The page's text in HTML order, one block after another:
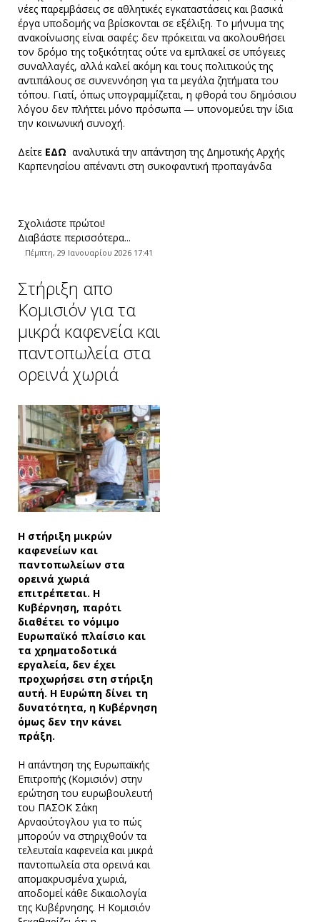
νέες παρεμβάσεις σε αθλητικές εγκαταστάσεις και βασικά
έργα υποδομής να βρίσκονται σε εξέλιξη. Το μήνυμα της
ανακοίνωσης είναι σαφές: δεν πρόκειται να ακολουθήσει
τον δρόμο της τοξικότητας ούτε να εμπλακεί σε υπόγειες
συναλλαγές, αλλά καλεί ακόμη και τους πολιτικούς της
αντιπάλους σε συνεννόηση για τα μεγάλα ζητήματα του
τόπου. Γιατί, όπως υπογραμμίζεται, η φθορά του δημόσιου
λόγου δεν πλήττει μόνο πρόσωπα — υπονομεύει την ίδια
την κοινωνική συνοχή.
Δείτε ΕΔΩ αναλυτικά την απάντηση της Δημοτικής Αρχής
Καρπενησίου απέναντι στη συκοφαντική προπαγάνδα
Σχολιάστε πρώτοι!
Διαβάστε περισσότερα...
Πέμπτη, 29 Ιανουαρίου 2026 17:41
Στήριξη απο
Κομισιόν για τα
μικρά καφενεία και
παντοπωλεία στα
ορεινά χωριά
Η στήριξη μικρών
καφενείων και
παντοπωλείων στα
ορεινά χωριά
επιτρέπεται. Η
Κυβέρνηση, παρότι
διαθέτει το νόμιμο
Ευρωπαϊκό πλαίσιο και
τα χρηματοδοτικά
εργαλεία, δεν έχει
προχωρήσει στη στήριξη
αυτή. Η Ευρώπη δίνει τη
δυνατότητα, η Κυβέρνηση
όμως δεν την κάνει
πράξη.
Η απάντηση της Ευρωπαϊκής
Επιτροπής (Κομισιόν) στην
ερώτηση του ευρωβουλευτή
του ΠΑΣΟΚ Σάκη
Αρναούτογλου για το πώς
μπορούν να στηριχθούν τα
τελευταία καφενεία και μικρά
παντοπωλεία στα ορεινά και
απομακρυσμένα χωριά,
αποδομεί κάθε δικαιολογία
της Κυβέρνησης. Η Κομισιόν